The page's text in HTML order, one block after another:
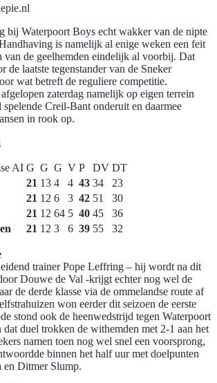
bij Waterpoort Boys echt wakker van de nipte
is namelijk al enige weken een feit
van de geelhemden eindelijk al voorbij. Dat
de laatste tegenstander van de Sneker
wat betreft de reguliere competitie.
zaterdag namelijk op eigen terrein
spelende Creil-Bant onderuit en daarmee
in rook op.
AI G G G V P DV DT
21 13 4 4 43 34
23
21 12 6 3 42 51
30
21 12 64 5 40 45
36
21 12 3 6 39 55 32
trainer Pope Leffring – hij wordt na dit
Douwe de Val -krijgt echter nog wel de
de derde klasse via de ommelandse route af
won eerder dit seizoen de eerste
stond ook de heenwedstrijd tegen Waterpoort
duel trokken de withemden met 2-1 aan het
namen toen nog wel snel een voorsprong,
binnen het half uur met doelpunten
en Ditmer Slump.